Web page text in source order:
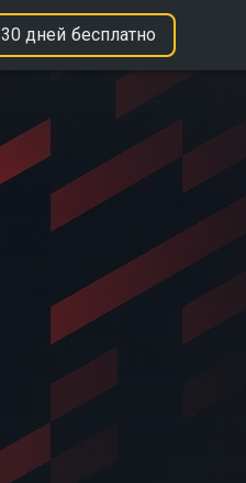
30 дней бесплатно